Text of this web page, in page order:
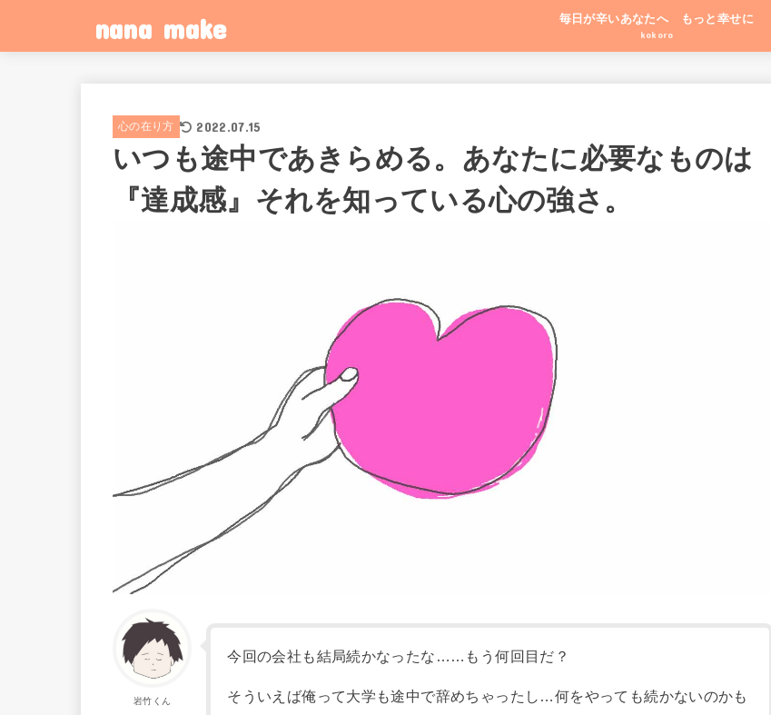
nana make 毎日が辛いあなたへ もっと幸せに
kokoro
心の在り方 2022.07.15
いつも途中であきらめる。あなたに必要なものは
『達成感』それを知っている心の強さ。
岩竹くん
今回の会社も結局続かなったな……もう何回目だ？
そういえば俺って大学も途中で辞めちゃったし…何をやっても続かないのかも